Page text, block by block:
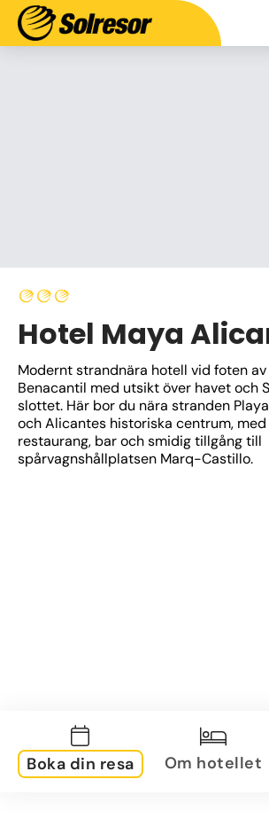
Hotel Maya
Modernt strandnära hotell vid foten
Benacantil med utsikt över havet och
slottet. Här bor du nära stranden
och Alicantes historiska centrum, med
restaurang, bar och smidig tillgång till
spårvagnshållplatsen Marq-Castillo.
Boka din resa Om hotellet